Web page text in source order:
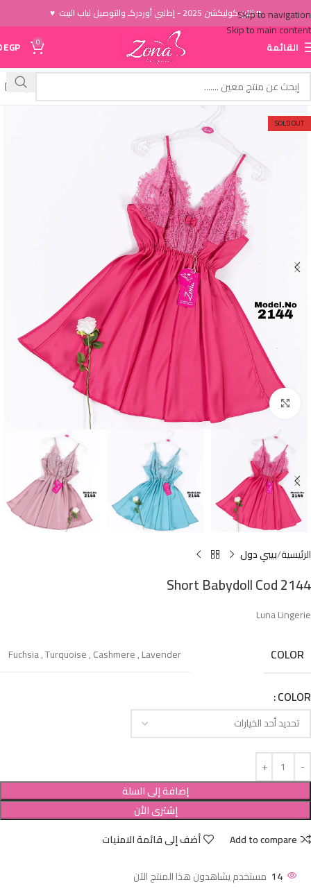
Skip to navigation
Skip to main content
♥ الاَن كوليكشن 2025 - إطلبي أوردركـ والتوصيل لباب البيت ♥
القائمة 0
EGP
SOLD OUT
Click to enlarge
الرئيسية بيبي دول
Short Babydoll Cod 2144
Luna Lingerie
COLOR
Fuchsia,Turquoise,Cashmere,Lavender
COLOR
إضافة إلى السلة
إشترى الأن
Add to compare
أضف إلى قائمة الامنيات
14 مستخدم يشاهدون هذا المنتج الآن